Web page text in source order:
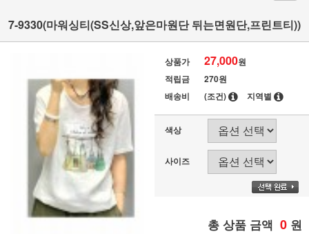
7-9330(마워싱티(SS신상,앞은마원단 뒤는면원단,프린트티))
상품가 27,000원
적립금
270원
배송비
(조건) 지역별
색상
사이즈
총 상품 금액 0 원